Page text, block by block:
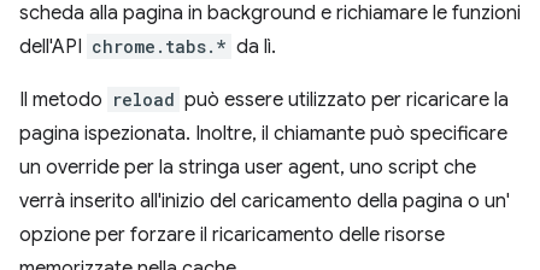
scheda alla pagina in background e richiamare le funzioni
dell'API chrome.tabs.* da lì.
Il metodo reload può essere utilizzato per ricaricare la
pagina ispezionata. Inoltre, il chiamante può specificare
un override per la stringa user agent, uno script che
verrà inserito all'inizio del caricamento della pagina o un'
opzione per forzare il ricaricamento delle risorse